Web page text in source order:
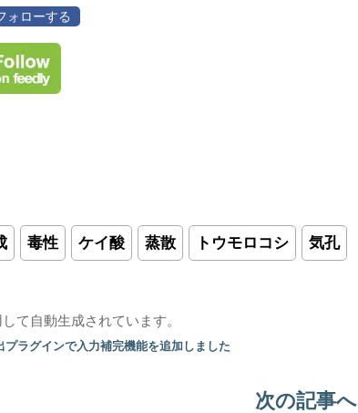
ォローする
毒性 ケイ酸 蒸散 トウモロコシ 気孔
て自動生成されています。
ラグインで入力補完機能を追加しました
次の記事へ